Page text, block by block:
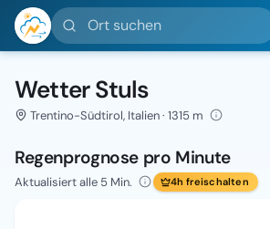
Ort suchen
Wetter Stuls
Trentino-Südtirol, Italien · 1315 m
Regenprognose pro Minute
Aktualisiert alle 5 Min. 4h freischalten